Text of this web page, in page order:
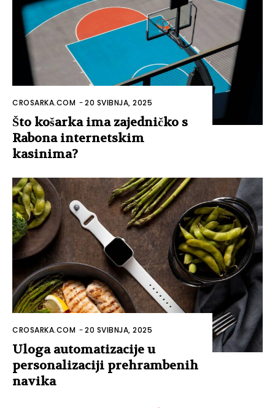
CROSARKA.COM -20 SVIBNJA, 2025
Što košarka ima zajedničko s
Rabona internetskim
kasinima?
CROSARKA.COM -20 SVIBNJA, 2025
Uloga automatizacije u
personalizaciji prehrambenih
navika